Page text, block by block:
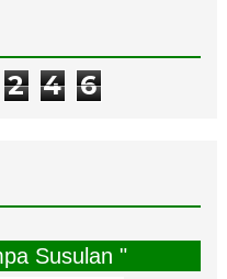
2 4 6
Susulan "